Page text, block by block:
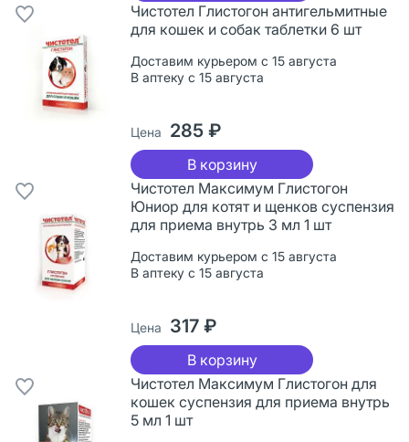
Чистотел Глистогон антигельмитные
для кошек и собак таблетки 6 шт
Доставим курьером с 15 августа
В аптеку с 15 августа
Цена 285 ₽
В корзину
Чистотел Максимум Глистогон
Юниор для котят и щенков суспензия
для приема внутрь 3 мл 1 шт
Доставим курьером с 15 августа
В аптеку с 15 августа
Цена 317 ₽
В корзину
Чистотел Максимум Глистогон для
кошек суспензия для приема внутрь
5 мл 1 шт